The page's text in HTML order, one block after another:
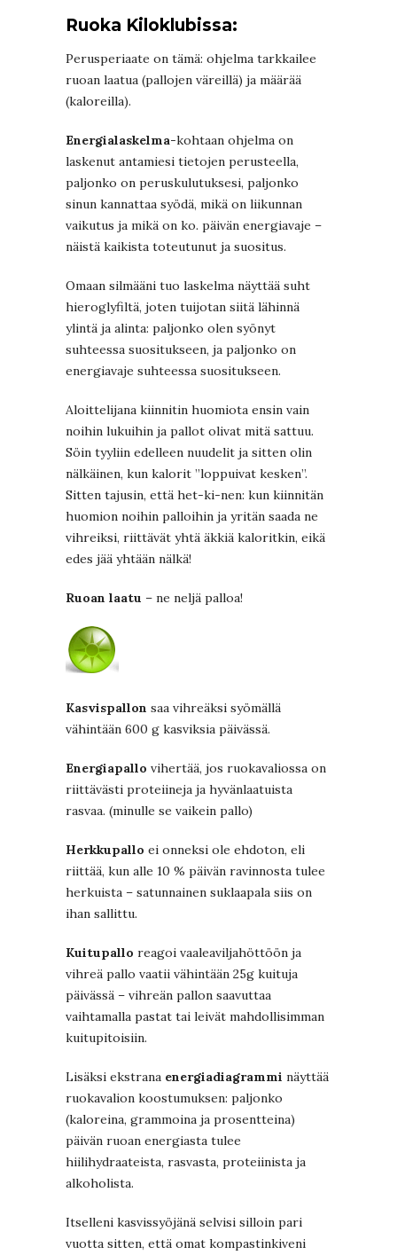
Ruoka Kiloklubissa:
Perusperiaate on tämä: ohjelma tarkkailee
ruoan laatua (pallojen väreillä) ja määrää
(kaloreilla).
Energialaskelma-kohtaan ohjelma on
laskenut antamiesi tietojen perusteella,
paljonko on peruskulutuksesi, paljonko
sinun kannattaa syödä, mikä on liikunnan
vaikutus ja mikä on ko. päivän energiavaje –
näistä kaikista toteutunut ja suositus.
Omaan silmääni tuo laskelma näyttää suht
hieroglyfiltä, joten tuijotan siitä lähinnä
ylintä ja alinta: paljonko olen syönyt
suhteessa suositukseen, ja paljonko on
energiavaje suhteessa suositukseen.
Aloittelijana kiinnitin huomiota ensin vain
noihin lukuihin ja pallot olivat mitä sattuu.
Söin tyyliin edelleen nuudelit ja sitten olin
nälkäinen, kun kalorit ”loppuivat kesken”.
Sitten tajusin, että het-ki-nen: kun kiinnitän
huomion noihin palloihin ja yritän saada ne
vihreiksi, riittävät yhtä äkkiä kaloritkin, eikä
edes jää yhtään nälkä!
Ruoan laatu – ne neljä palloa!
Kasvispallon saa vihreäksi syömällä
vähintään 600 g kasviksia päivässä.
Energiapallo vihertää, jos ruokavaliossa on
riittävästi proteiineja ja hyvänlaatuista
rasvaa. (minulle se vaikein pallo)
Herkkupallo ei onneksi ole ehdoton, eli
riittää, kun alle 10 % päivän ravinnosta tulee
herkuista – satunnainen suklaapala siis on
ihan sallittu.
Kuitupallo reagoi vaaleaviljahöttöön ja
vihreä pallo vaatii vähintään 25g kuituja
päivässä – vihreän pallon saavuttaa
vaihtamalla pastat tai leivät mahdollisimman
kuitupitoisiin.
Lisäksi ekstrana energiadiagrammi näyttää
ruokavalion koostumuksen: paljonko
(kaloreina, grammoina ja prosentteina)
päivän ruoan energiasta tulee
hiilihydraateista, rasvasta, proteiinista ja
alkoholista.
Itselleni kasvissyöjänä selvisi silloin pari
vuotta sitten, että omat kompastinkiveni